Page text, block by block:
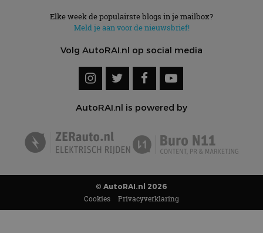
Elke week de populairste blogs in je mailbox?
Meld je aan voor de nieuwsbrief!
Volg AutoRAI.nl op social media
AutoRAI.nl is powered by
© AutoRAI.nl 2026
Cookies Privacyverklaring